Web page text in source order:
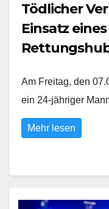
Tödlicher
Einsatz eines
Am Freitag, den
ein 24-jähriger
Mehr lesen